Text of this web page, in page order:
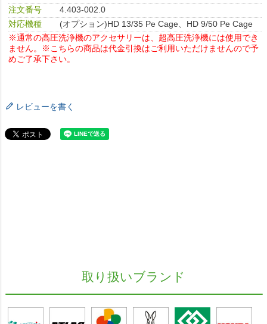
注文番号
4.403-002.0
対応機種
(オプション)HD 13/35 Pe Cage、HD 9/50 Pe Cage
※通常の高圧洗浄機のアクセサリーは、超高圧洗浄機には使用でき
ません。
※こちらの商品は代金引換はご利用いただけませんので予
めご了承下さい。
レビューを書く
取り扱いブランド